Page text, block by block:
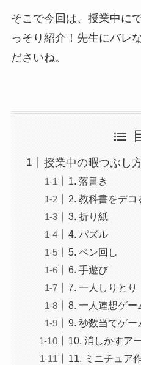
そこで今回は、授業中に
っそり紹介！先生にバレ
ださいね。
授業中の暇つぶし
1. 落書き
2. 教科書をデコ
3. 折り紙
4. パズル
5. ペン回し
6. 手遊び
7. 一人しりとり
8. 一人連想ゲー
9. 秒数当てゲー
10. 消しかすア
11. ミニチュア